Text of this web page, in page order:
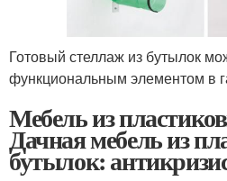
Готовый стеллаж из бутылок
функциональным элементом в
Мебель из
Дачная мебель из
бутылок: